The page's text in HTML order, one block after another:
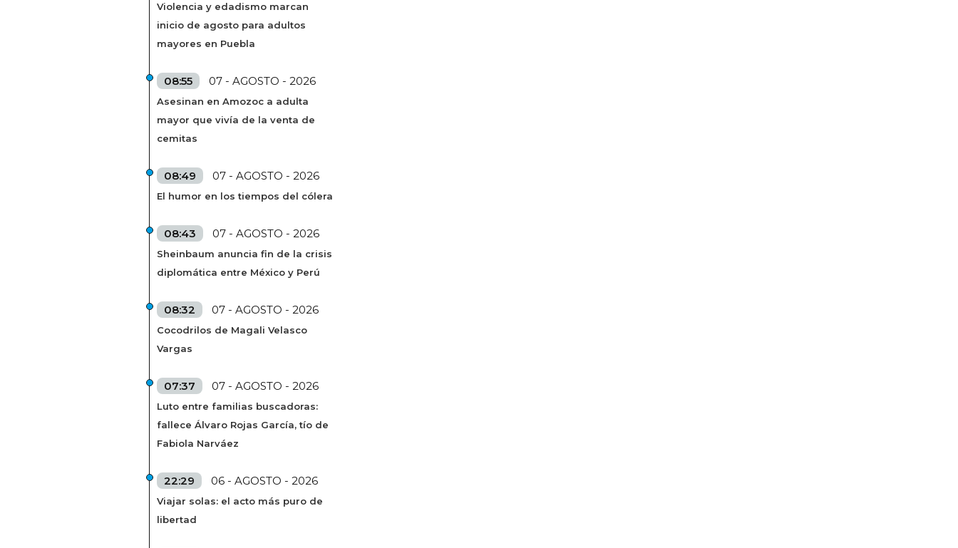
Violencia y edadismo marcan
inicio de agosto para adultos
mayores en Puebla
08:55 07 - AGOSTO - 2026
Asesinan en Amozoc a adulta
mayor que vivía de la venta de
cemitas
08:49 07 - AGOSTO - 2026
El humor en los tiempos del cólera
08:43 07 - AGOSTO - 2026
Sheinbaum anuncia fin de la crisis
diplomática entre México y Perú
08:32 07 - AGOSTO - 2026
Cocodrilos de Magali Velasco
Vargas
07:37 07 - AGOSTO - 2026
Luto entre familias buscadoras:
fallece Álvaro Rojas García, tío de
Fabiola Narváez
22:29 06 - AGOSTO - 2026
Viajar solas: el acto más puro de
libertad